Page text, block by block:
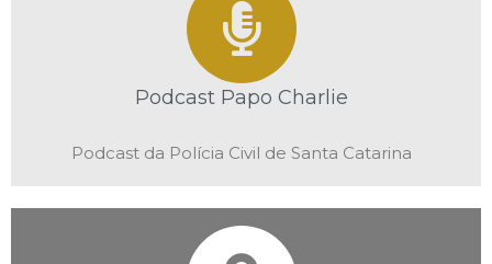
Podcast Papo Charlie
Podcast da Polícia Civil de Santa Catarina